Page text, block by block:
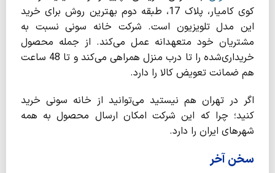
کوی کامیار، پلاک 17، طبقه دوم بهترین روش برای خرید
این مدل تلویزیون است. شرکت خانه سونی نسبت به
مشتریان خود متعهدانه عمل می­‌کند. از جمله محصول
خریداری‌­شده را تا درب منزل همراهی می‌­کند و تا 48 ساعت
هم ضمانت تعویض کالا را دارد.
اگر در تهران هم نیستید می­‌توانید از خانه سونی خرید
کنید؛ چرا که این شرکت امکان ارسال محصول به همه
شهرهای ایران را دارد.
سخن آخر